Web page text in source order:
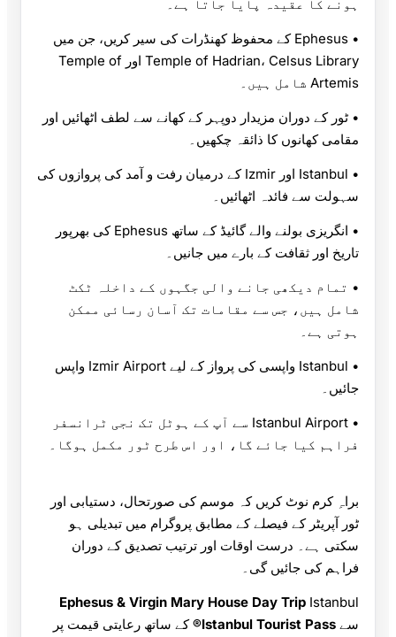
ہونے کا عقیدہ پایا جاتا ہے۔
• Ephesus کے محفوظ کھنڈرات کی سیر کریں، جن میں
Temple of Hadrian، Celsus Library اور Temple of
Artemis شامل ہیں۔
• ٹور کے دوران مزیدار دوپہر کے کھانے سے لطف اٹھائیں اور
مقامی کھانوں کا ذائقہ چکھیں۔
• Istanbul اور Izmir کے درمیان رفت و آمد کی پروازوں کی
سہولت سے فائدہ اٹھائیں۔
• انگریزی بولنے والے گائیڈ کے ساتھ Ephesus کی بھرپور
تاریخ اور ثقافت کے بارے میں جانیں۔
• تمام دیکھی جانے والی جگہوں کے داخلہ ٹکٹ
شامل ہیں، جس سے مقامات تک آسان رسائی ممکن
ہوتی ہے۔
• Istanbul واپسی کی پرواز کے لیے Izmir Airport واپس
جائیں۔
• Istanbul Airport سے آپ کے ہوٹل تک نجی ٹرانسفر
فراہم کیا جائے گا، اور اس طرح ٹور مکمل ہوگا۔
براہِ کرم نوٹ کریں کہ موسم کی صورتحال، دستیابی اور
ٹور آپریٹر کے فیصلے کے مطابق پروگرام میں تبدیلی ہو
سکتی ہے۔ درست اوقات اور ترتیب تصدیق کے دوران
فراہم کی جائیں گی۔
Ephesus & Virgin Mary House Day Trip Istanbul
سے Istanbul Tourist Pass®
کے ساتھ رعایتی قیمت پر